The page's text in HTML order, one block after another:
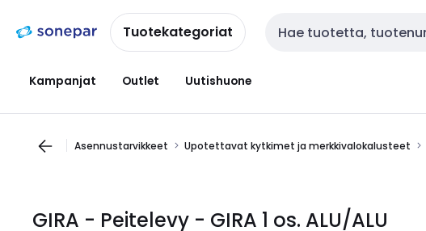
navigointiinsisältöönTuotekategoriat Haku
Kampanjat Outlet Uutishuone
Asennustarvikkeet Upotettavat kytkimet ja merkkivalokalusteet
GIRA - Peitelevy - GIRA 1 os. ALU/ALU